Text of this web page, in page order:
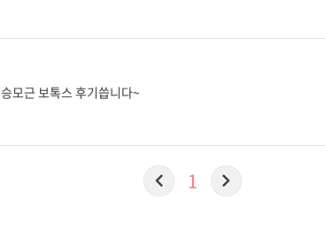
승모근 보톡스 후기씁니다~
1